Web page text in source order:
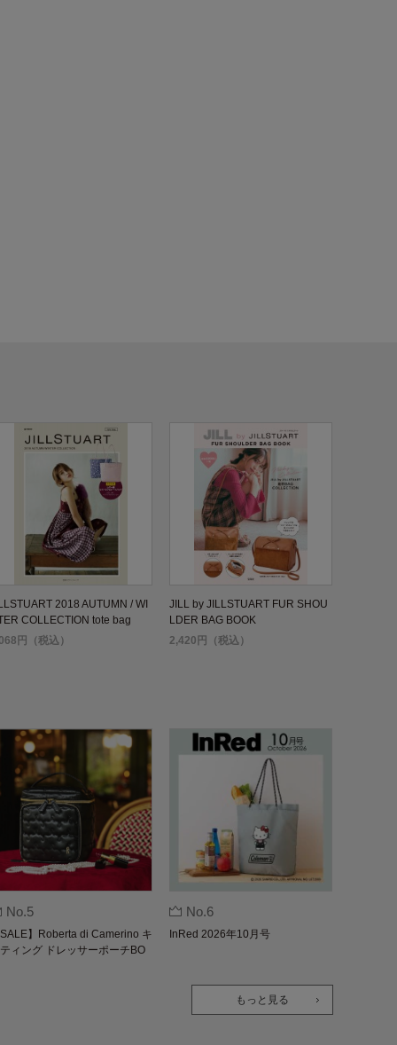
2018 AUTUMN / WI
COLLECTION tote bag
円（税込）
JILL by JILLSTUART FUR SHOU
LDER BAG BOOK
2,420円（税込）
No.5
SALE】Roberta di Camerino キ
ィング ドレッサーポーチBO
No.6
InRed 2026年10月号
もっと見る